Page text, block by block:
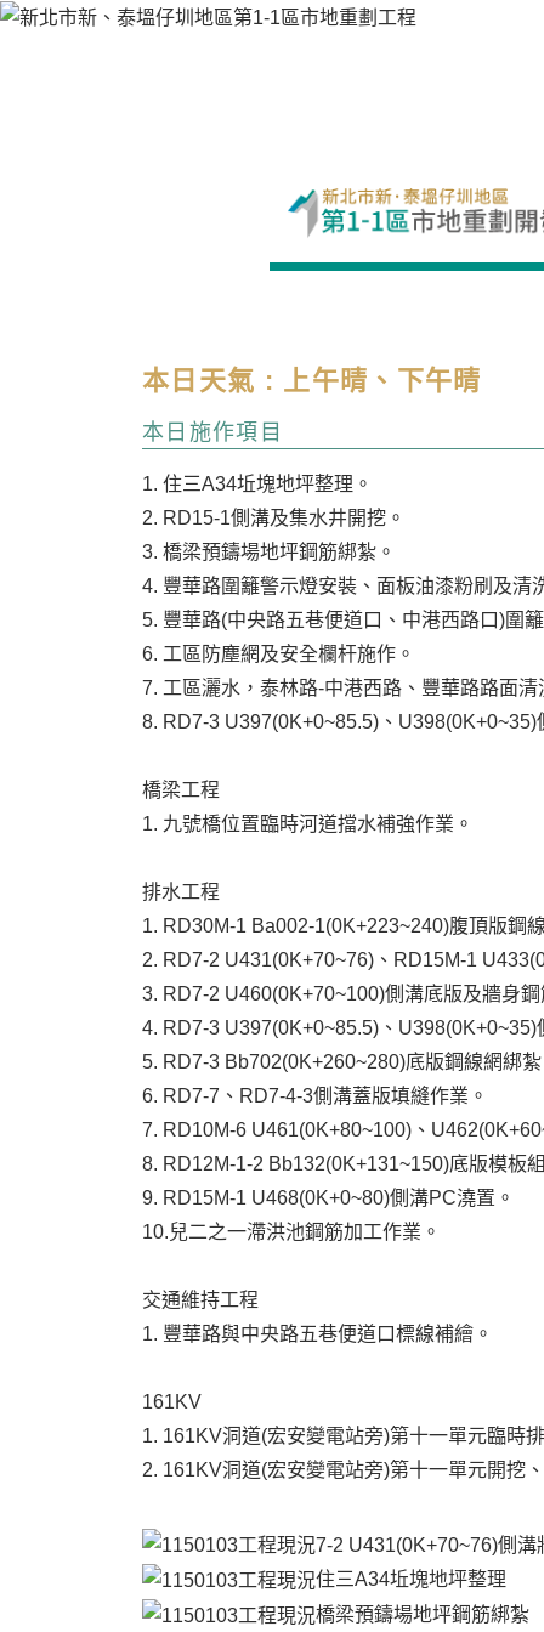
本日天氣 : 上午晴、下午晴
本日施作項目
1. 住三A34坵塊地坪整理。
2. RD15-1側溝及集水井開挖。
3. 橋梁預鑄場地坪鋼筋綁紮。
4. 豐華路圍籬警示燈安裝、面板油漆粉刷及
5. 豐華路(中央路五巷便道口、中港西路口)圍
6. 工區防塵網及安全欄杆施作。
7. 工區灑水，泰林路-中港西路、豐華路路面清
8. RD7-3 U397(0K+0~85.5)、
橋梁工程
1. 九號橋位置臨時河道擋水補強作業。
排水工程
1. RD30M-1 Ba002-1(0K+223~240)腹頂版鋼
2. RD7-2 U431(0K+70~76)、RD15M-1
3. RD7-2 U460(0K+70~100)側溝底版及牆身
4. RD7-3 U397(0K+0~85.5)、U398(0K+0~35)
5. RD7-3 Bb702(0K+260~280)底版鋼線網綁
6. RD7-7、RD7-4-3側溝蓋版填縫作業。
7. RD10M-6 U461(0K+80~100)、
8. RD12M-1-2 Bb132(0K+131~150)底版模板
9. RD15M-1 U468(0K+0~80)側溝PC澆置。
10.兒二之一滯洪池鋼筋加工作業。
交通維持工程
1. 豐華路與中央路五巷便道口標線補繪。
161KV
1. 161KV洞道(宏安變電站旁)第十一單元臨時
2. 161KV洞道(宏安變電站旁)第十一單元開挖
7-2 U431(0K+70~76)側溝
住三A34坵塊地坪整理
橋梁預鑄場地坪鋼筋綁紮